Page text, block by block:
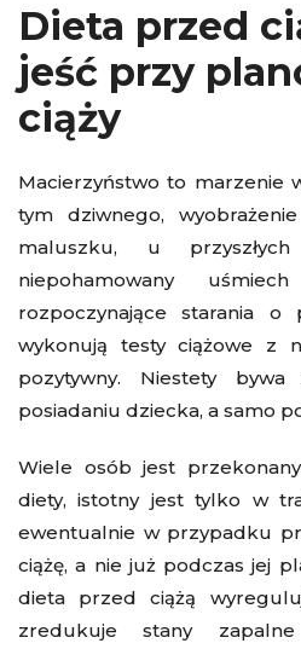
Dieta przed
jeść przy
ciąży
Macierzyństwo to marzenie
tym dziwnego,
maluszku, u
niepohamowany
rozpoczynające starania o
wykonują testy ciążowe z
pozytywny. Niestety
posiadaniu dziecka, a samo
Wiele osób jest
diety, istotny jest tylko w
ewentualnie w przypadku
ciążę, a nie już podczas jej
dieta przed ciążą
zredukuje stany